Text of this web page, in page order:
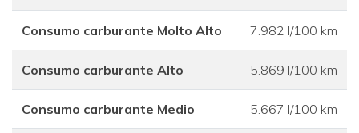
Consumo carburante Molto Alto 7.982 l/100 km
Consumo carburante Alto 5.869 l/100 km
Consumo carburante Medio 5.667 l/100 km